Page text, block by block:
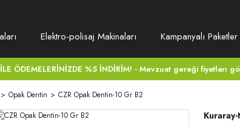
Elektro-polisaj Makinaları Kampanyalı Paketler
ÖDEMELERİNİZDE %5 İNDİRİM! - Mevzuat gereği fiyatları
Opak Dentin CZR Opak Dentin-10 Gr B2